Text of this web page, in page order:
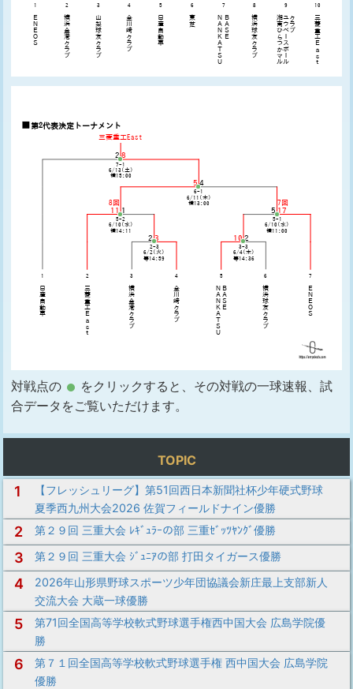
対戦点の
をクリックすると、その対戦の一球速報、試
合データをご覧いただけます。
TOPIC
1
【フレッシュリーグ】第51回西日本新聞社杯少年硬式野球
夏季西九州大会2026 佐賀フィールドナイン優勝
2 第２９回 三重大会 ﾚｷﾞｭﾗｰの部 三重ｾﾞｯﾂﾔﾝｸﾞ優勝
3 第２９回 三重大会 ｼﾞｭﾆｱの部 打田タイガース優勝
4
2026年山形県野球スポーツ少年団協議会新庄最上支部新人
交流大会 大蔵一球優勝
5
第71回全国高等学校軟式野球選手権西中国大会 広島学院優
勝
6
第７１回全国高等学校軟式野球選手権 西中国大会 広島学院
優勝